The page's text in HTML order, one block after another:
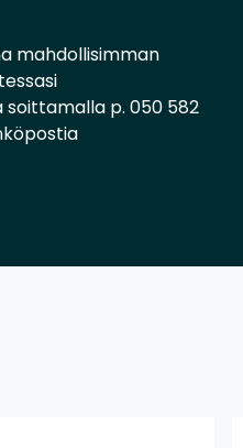
mahdollisimman
p. 050 582